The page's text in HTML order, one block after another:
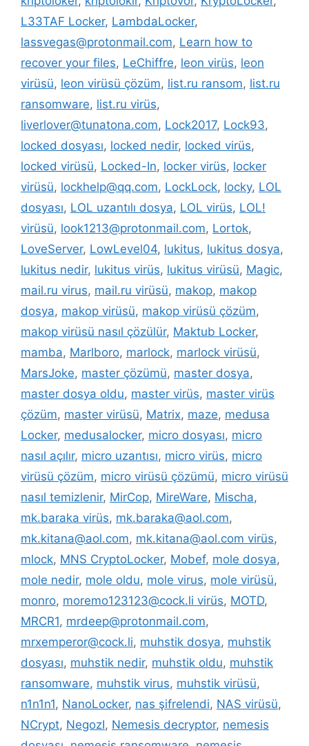
L33TAF Locker, LambdaLocker,
lassvegas@protonmail.com, Learn how to
recover your files, LeChiffre, leon virüs, leon
virüsü, leon virüsü çözüm, list.ru ransom, list.ru
ransomware, list.ru virüs,
liverlover@tunatona.com, Lock2017, Lock93,
locked dosyası, locked nedir, locked virüs,
locked virüsü, Locked-In, locker virüs, locker
virüsü, lockhelp@qq.com, LockLock, locky, LOL
dosyası, LOL uzantılı dosya, LOL virüs, LOL!
virüsü, look1213@protonmail.com, Lortok,
LoveServer, LowLevel04, lukitus, lukitus dosya,
lukitus nedir, lukitus virüs, lukitus virüsü, Magic,
mail.ru virus, mail.ru virüsü, makop, makop
dosya, makop virüsü, makop virüsü çözüm,
makop virüsü nasıl çözülür, Maktub Locker,
mamba, Marlboro, marlock, marlock virüsü,
MarsJoke, master çözümü, master dosya,
master dosya oldu, master virüs, master virüs
çözüm, master virüsü, Matrix, maze, medusa
Locker, medusalocker, micro dosyası, micro
nasıl açılır, micro uzantısı, micro virüs, micro
virüsü çözüm, micro virüsü çözümü, micro virüsü
nasıl temizlenir, MirCop, MireWare, Mischa,
mk.baraka virüs, mk.baraka@aol.com,
mk.kitana@aol.com, mk.kitana@aol.com virüs,
mlock, MNS CryptoLocker, Mobef, mole dosya,
mole nedir, mole oldu, mole virus, mole virüsü,
monro, moremo123123@cock.li virüs, MOTD,
MRCR1, mrdeep@protonmail.com,
mrxemperor@cock.li, muhstik dosya, muhstik
dosyası, muhstik nedir, muhstik oldu, muhstik
ransomware, muhstik virus, muhstik virüsü,
n1n1n1, NanoLocker, nas şifrelendi, NAS virüsü,
NCrypt, NegozI, Nemesis decryptor, nemesis